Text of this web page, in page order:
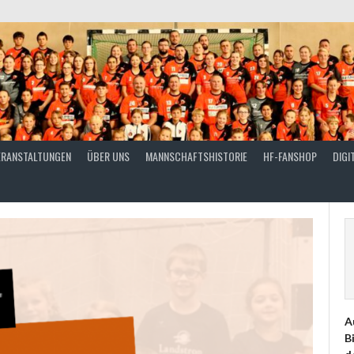
ÜBER UNS MANNSCHAFTSHISTORIE HF-FANSHOP